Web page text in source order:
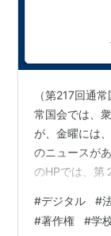
（第217回通
常国会では、
が、金曜には
のニュースが
のHPでは、第
までの状況が
御」法案につ
#デジタル #
#著作権 #学